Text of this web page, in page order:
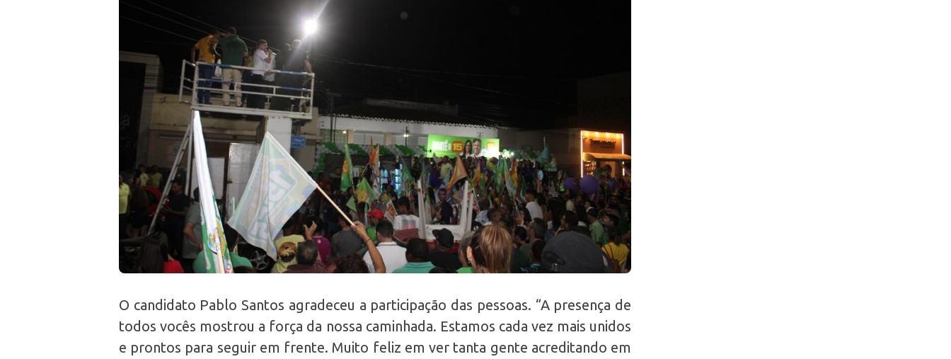
O candidato Pablo Santos agradeceu a participação das pessoas. “A presença de
todos vocês mostrou a força da nossa caminhada. Estamos cada vez mais unidos
e prontos para seguir em frente. Muito feliz em ver tanta gente acreditando em